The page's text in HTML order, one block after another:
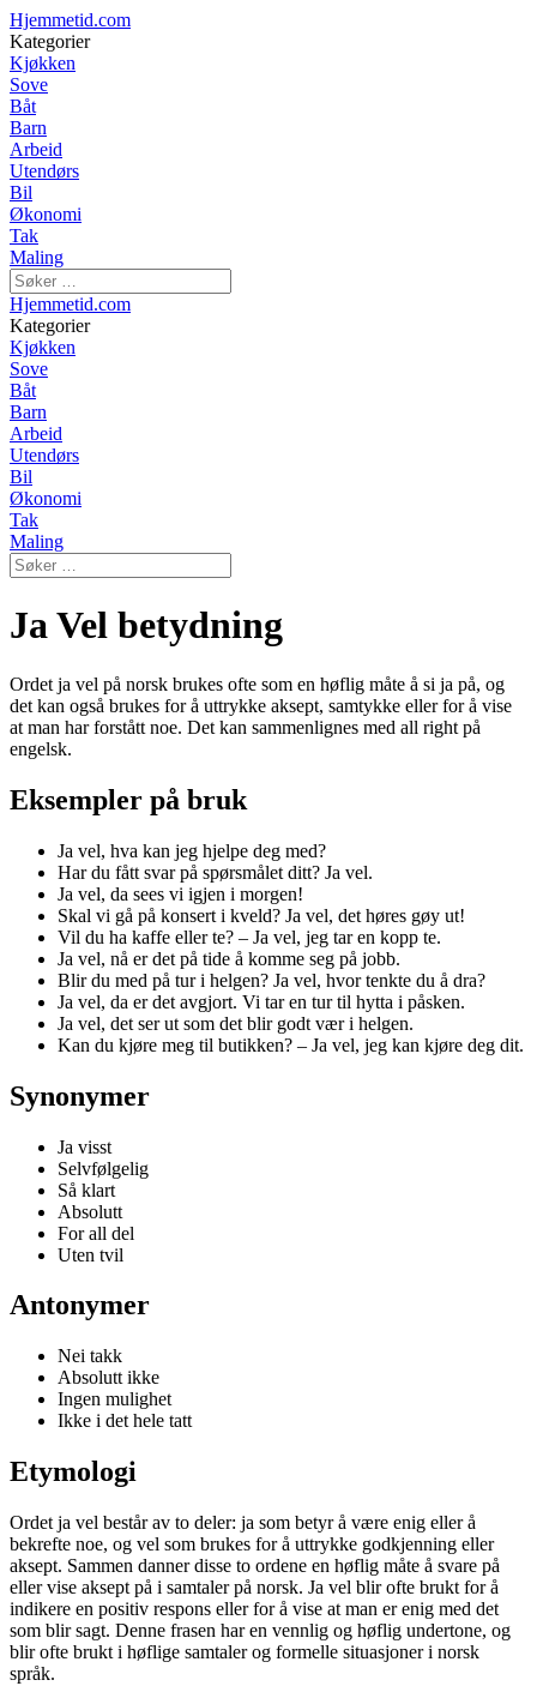
Hjemmetid.com
Kategorier
Kjøkken
Sove
Båt
Barn
Arbeid
Utendørs
Bil
Økonomi
Tak
Maling
Hjemmetid.com
Kategorier
Kjøkken
Sove
Båt
Barn
Arbeid
Utendørs
Bil
Økonomi
Tak
Maling
Ja Vel betydning
Ordet ja vel på norsk brukes ofte som en høflig måte å si ja på, og
det kan også brukes for å uttrykke aksept, samtykke eller for å vise
at man har forstått noe. Det kan sammenlignes med all right på
engelsk.
Eksempler på bruk
Ja vel, hva kan jeg hjelpe deg med?
Har du fått svar på spørsmålet ditt? Ja vel.
Ja vel, da sees vi igjen i morgen!
Skal vi gå på konsert i kveld? Ja vel, det høres gøy ut!
Vil du ha kaffe eller te? – Ja vel, jeg tar en kopp te.
Ja vel, nå er det på tide å komme seg på jobb.
Blir du med på tur i helgen? Ja vel, hvor tenkte du å dra?
Ja vel, da er det avgjort. Vi tar en tur til hytta i påsken.
Ja vel, det ser ut som det blir godt vær i helgen.
Kan du kjøre meg til butikken? – Ja vel, jeg kan kjøre deg dit.
Synonymer
Ja visst
Selvfølgelig
Så klart
Absolutt
For all del
Uten tvil
Antonymer
Nei takk
Absolutt ikke
Ingen mulighet
Ikke i det hele tatt
Etymologi
Ordet ja vel består av to deler: ja som betyr å være enig eller å
bekrefte noe, og vel som brukes for å uttrykke godkjenning eller
aksept. Sammen danner disse to ordene en høflig måte å svare på
eller vise aksept på i samtaler på norsk. Ja vel blir ofte brukt for å
indikere en positiv respons eller for å vise at man er enig med det
som blir sagt. Denne frasen har en vennlig og høflig undertone, og
blir ofte brukt i høflige samtaler og formelle situasjoner i norsk
språk.